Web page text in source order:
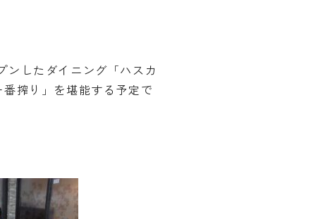
ンしたダイニング「ハスカ
搾り」を堪能する予定で